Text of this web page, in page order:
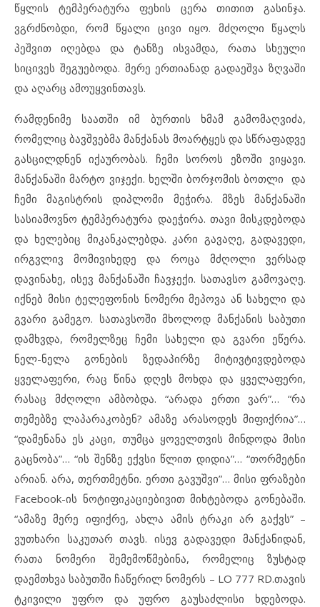
წყლის ტემპერატურა ფეხის ცერა თითით გასინჯა.
ვგრძნობდი, რომ წყალი ცივი იყო. მძღოლი წყალს
პეშვით იღებდა და ტანზე ისვამდა, რათა სხეული
სიცივეს შეგუებოდა. მერე ერთიანად გადაეშვა ზღვაში
და აღარც ამოუყვინთავს.
რამდენიმე საათში იმ ბურთის ხმამ გამომაღვიძა,
რომელიც ბავშვებმა მანქანას მოარტყეს და სწრაფადვე
გასცილდნენ იქაურობას. ჩემი სოროს ეზოში ვიყავი.
მანქანაში მარტო ვიჯექი. ხელში ბორჯომის ბოთლი და
ჩემი მაგისტრის დიპლომი მეჭირა. მზეს მანქანაში
სასიამოვნო ტემპერატურა დაეჭირა. თავი მისკდებოდა
და ხელებიც მიკანკალებდა. კარი გავაღე, გადავედი,
ირგვლივ მომივიხედე და როცა მძღოლი ვერსად
დავინახე, ისევ მანქანაში ჩავჯექი. სათავსო გამოვაღე.
იქნებ მისი ტელეფონის ნომერი მეპოვა ან სახელი და
გვარი გამეგო. სათავსოში მხოლოდ მანქანის საბუთი
დამხვდა, რომელზეც ჩემი სახელი და გვარი ეწერა.
ნელ-ნელა გონების ზედაპირზე მიტივტივდებოდა
ყველაფერი, რაც წინა დღეს მოხდა და ყველაფერი,
რასაც მძღოლი ამბობდა. “არადა ერთი ვარ”… “რა
თემებზე ლაპარაკობენ? ამაზე არასოდეს მიფიქრია”…
“დამენანა ეს კაცი, თუმცა ყოველთვის მინდოდა მისი
გაცნობა”… “ის შენზე ექვსი წლით დიდია”… “თორმეტნი
არიან. არა, თერთმეტნი. ერთი გავუშვი”… მისი ფრაზები
Facebook-ის ნოტიფიკაციებივით მიხტებოდა გონებაში.
“ამაზე მერე იფიქრე, ახლა ამის ტრაკი არ გაქვს” –
ვუთხარი საკუთარ თავს. ისევ გადავედი მანქანიდან,
რათა ნომერი შემემოწმებინა, რომელიც ზუსტად
დაემთხვა საბუთში ჩაწერილ ნომერს – LO 777 RD.თავის
ტკივილი უფრო და უფრო გაუსაძლისი ხდებოდა.